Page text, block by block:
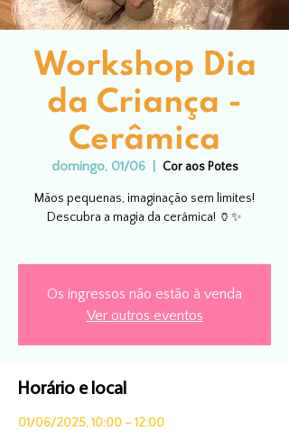
Workshop Dia
da Criança -
Cerâmica
domingo, 01/06
  |
Cor aos Potes
Mãos pequenas, imaginação sem limites!
Descubra a magia da cerâmica! 🏺✨
Os ingressos não estão à venda
Ver outros eventos
Horário e local
01/06/2025, 10:00 – 12:00